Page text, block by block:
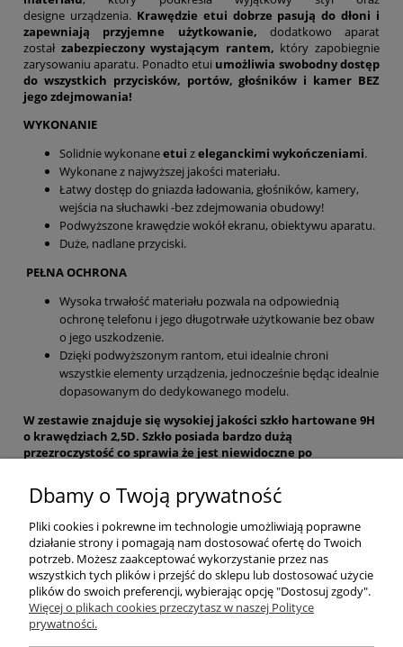
designe urządzenia. Krawędzie etui dobrze pasują do dłoni i
zapewniają przyjemne użytkowanie, dodatkowo aparat
został zabezpieczony wystającym rantem, który zapobiegnie
zarysowaniu aparatu. Ponadto etui umożliwia swobodny dostęp
do wszystkich przycisków, portów, głośników i kamer BEZ
jego zdejmowania!
WYKONANIE
Solidnie wykonaneetui zeleganckimi wykończeniami.
Wykonane z najwyższej jakości materiału.
Łatwy dostęp do gniazda ładowania, głośników, kamery,
wejścia na słuchawki -bez zdejmowania obudowy!
Podwyższone krawędzie wokół ekranu, obiektywu aparatu.
Duże, nadlane przyciski.
PEŁNA OCHRONA
Wysoka trwałość materiału pozwala na odpowiednią
ochronę telefonu i jego długotrwałe użytkowanie bez obaw
o jego uszkodzenie.
Dzięki podwyższonym rantom, etui idealnie chroni
wszystkie elementy urządzenia, jednocześnie będąc idealnie
dopasowanym do dedykowanego modelu.
W zestawie znajduje się wysokiej jakości szkło hartowane 9H
o krawędziach 2,5D. Szkło posiada bardzo dużą
przezroczystość co sprawia że jest niewidoczne po
Pomoc
Moje konto
Płatności i dostawa
Dbamy o Twoją prywatność
Pliki cookies i pokrewne im technologie umożliwiają poprawne
działanie strony i pomagają nam dostosować ofertę do Twoich
potrzeb. Możesz zaakceptować wykorzystanie przez nas
wszystkich tych plików i przejść do sklepu lub dostosować użycie
plików do swoich preferencji, wybierając opcję "Dostosuj zgody".
Więcej o plikach cookies przeczytasz w naszej Polityce
prywatności.